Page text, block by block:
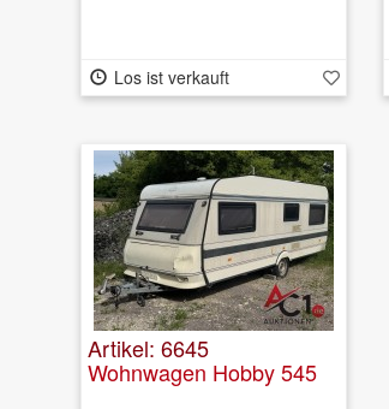
Los ist verkauft
Artikel: 6645
Wohnwagen Hobby 545